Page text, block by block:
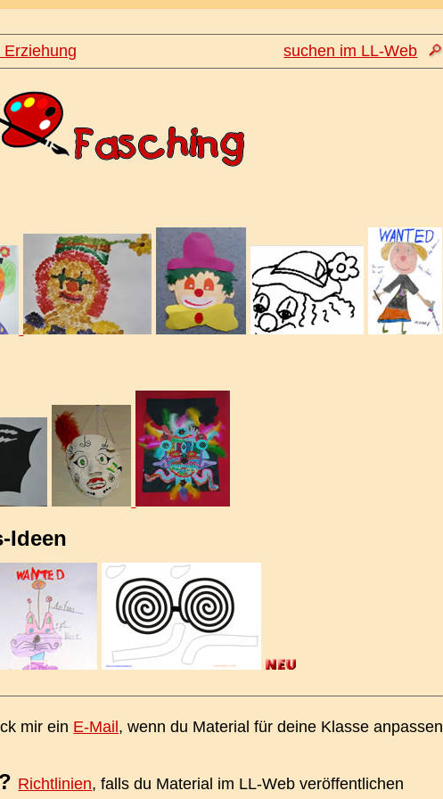
suchen im LL-Web
Ideen
mir ein E-Mail , wenn du Material für deine Klasse anpassen
Richtlinien, falls du Material im LL-Web veröffentlichen